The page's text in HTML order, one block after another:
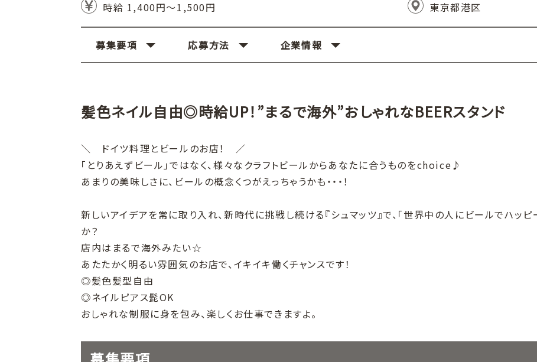
時給 1,400円～1,500円 東京都港区
募集要項 応募方法 企業情報
髪色ネイル自由◎時給UP！”まるで海外”おしゃれなBEERスタンド
＼ ドイツ料理とビールのお店！ ／
「とりあえずビール」ではなく、様々なクラフトビールからあなたに合うものをchoice♪
あまりの美味しさに、ビールの概念くつがえっちゃうかも・・・！
新しいアイデアを常に取り入れ、新時代に挑戦し続ける『シュマッツ』で、「世界中の人にビールでハッ
か？
店内はまるで海外みたい☆
あたたかく明るい雰囲気のお店で、イキイキ働くチャンスです！
◎髪色髪型自由
◎ネイルピアス髭OK
おしゃれな制服に身を包み、楽しくお仕事できますよ。